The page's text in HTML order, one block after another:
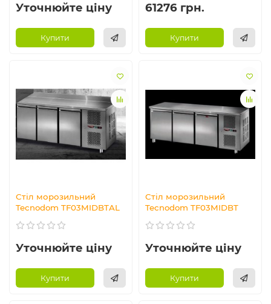
Уточнюйте ціну
Купити
61276 грн.
Купити
Стіл морозильний
Tecnodom TF03MIDBTAL
Уточнюйте ціну
Купити
Стіл морозильний
Tecnodom TF03MIDBT
Уточнюйте ціну
Купити